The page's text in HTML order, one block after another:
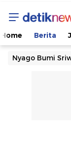
Home Berita
Nyago Bumi